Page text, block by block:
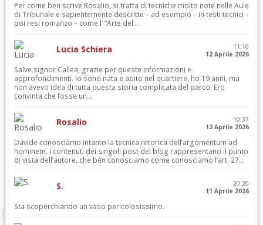
Per come ben scrive Rosalio, si tratta di tecniche molto note nelle Aule
di Tribunale e sapientemente descritte – ad esempio – in testi tecnici –
poi resi romanzo – come l’ “Arte del...
Lucia Schiera
11:16
12 Aprile 2026
Salve signor Callea, grazie per queste informazioni e
approfondimenti. Io sono nata e abito nel quartiere, ho 19 anni, ma
non avevo idea di tutta questa storia complicata del parco. Ero
convinta che fosse un...
Rosalio
10:37
12 Aprile 2026
Davide conosciamo intanto la tecnica retorica dell’argomentum ad
hominem. I contenuti dei singoli post del blog rappresentano il punto
di vista dell’autore, che ben conosciamo come conosciamo l’art. 27...
S.
20:20
11 Aprile 2026
Sta scoperchiando un vaso pericolosissimo.